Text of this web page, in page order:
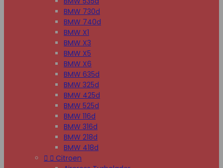
BMW 730d
BMW 740d
BMW X1
BMW X3
BMW X5
BMW X6
BMW 635d
BMW 325d
BMW 425d
BMW 525d
BMW 116d
BMW 316d
BMW 218d
BMW 418d
  Citroen